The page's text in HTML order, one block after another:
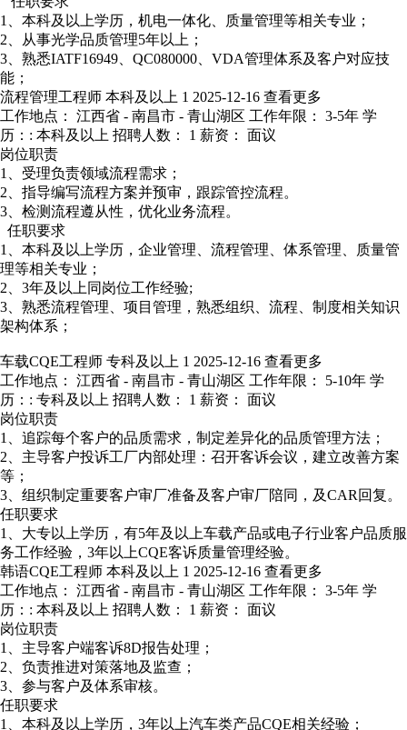
1、本科及以上学历，机电一体化、质量管理等相关专业；
2、从事光学品质管理5年以上；
3、熟悉IATF16949、QC080000、VDA管理体系及客户对应技
能；
流程管理工程师 本科及以上 1 2025-12-16 查看更多
工作地点： 江西省 - 南昌市 - 青山湖区 工作年限： 3-5年 学
历：: 本科及以上 招聘人数： 1 薪资： 面议
岗位职责
1、受理负责领域流程需求；
2、指导编写流程方案并预审，跟踪管控流程。
3、检测流程遵从性，优化业务流程。
任职要求
1、本科及以上学历，企业管理、流程管理、体系管理、质量管
理等相关专业；
2、3年及以上同岗位工作经验;
3、熟悉流程管理、项目管理，熟悉组织、流程、制度相关知识
架构体系；
车载CQE工程师 专科及以上 1 2025-12-16 查看更多
工作地点： 江西省 - 南昌市 - 青山湖区 工作年限： 5-10年 学
历：: 专科及以上 招聘人数： 1 薪资： 面议
岗位职责
1、追踪每个客户的品质需求，制定差异化的品质管理方法；
2、主导客户投诉工厂内部处理：召开客诉会议，建立改善方案
等；
3、组织制定重要客户审厂准备及客户审厂陪同，及CAR回复。
任职要求
1、大专以上学历，有5年及以上车载产品或电子行业客户品质服
务工作经验，3年以上CQE客诉质量管理经验。
韩语CQE工程师 本科及以上 1 2025-12-16 查看更多
工作地点： 江西省 - 南昌市 - 青山湖区 工作年限： 3-5年 学
历：: 本科及以上 招聘人数： 1 薪资： 面议
岗位职责
1、主导客户端客诉8D报告处理；
2、负责推进对策落地及监查；
3、参与客户及体系审核。
任职要求
1、本科及以上学历，3年以上汽车类产品CQE相关经验；